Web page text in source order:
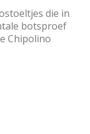
die in
botsproef
Chipolino